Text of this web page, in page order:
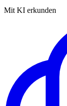
Mit KI erkunden